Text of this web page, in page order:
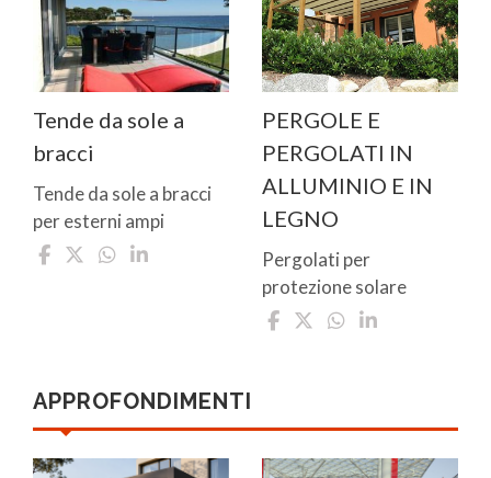
Tende da sole a
bracci
Tende da sole a bracci
per esterni ampi
PERGOLE E
PERGOLATI IN
ALLUMINIO E IN
LEGNO
Pergolati per
protezione solare
APPROFONDIMENTI